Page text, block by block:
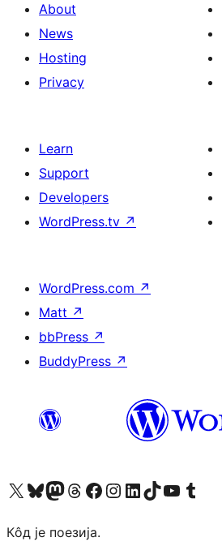
About
News
Hosting
Privacy
Learn
Support
Developers
WordPress.tv ↗
WordPress.com ↗
Matt ↗
bbPress ↗
BuddyPress ↗
Visit our X (formerly Twitter) account
Посетите наш Bluesky налог
Visit our Mastodon account
Посетите наш налог на Threads-у Visit our Facebook page
Посетите наш Инстаграм налог
Visit our LinkedIn account
Посетите наш TikTok налог
Visit our YouTube channel
Посетите наш Tumblr
Кôд је поезија.